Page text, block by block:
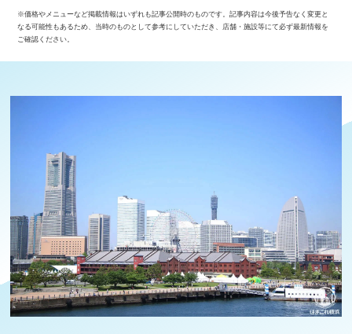
※価格やメニューなど掲載情報はいずれも記事公開時のものです。記事内容は今後予告なく変更と
なる可能性もあるため、当時のものとして参考にしていただき、店舗・施設等にて必ず最新情報を
ご確認ください。